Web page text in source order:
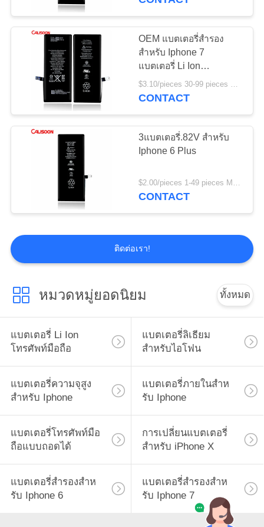
OEM แบตเตอรี่สํารอง
สําหรับ Iphone 7
แบตเตอรี่ Li Ion
2800mAh
$3.10/pieces 30-99 pieces MOQ:30 ชิ้น
CONTACT
3แบตเตอรี่.82V สําหรับ
Iphone 6 Plus
$2.00/pieces 1-49 pieces MOQ:30 ชิ้น
CONTACT
ติดต่อเรา!
หมวดหมู่ยอดนิยม ทั้งหมด
แบตเตอรี่ Li Ion
โทรศัพท์มือถือ
แบตเตอรี่ลิเธียม
สำหรับไอโฟน
แบตเตอรี่ความจุสูง
สำหรับ Iphone
แบตเตอรี่ภายในสําห
รับ Iphone
แบตเตอรี่โทรศัพท์มือ
ถือแบบถอดได้
การเปลี่ยนแบตเตอรี่
สําหรับ iPhone X
แบตเตอรี่สํารองสําห
รับ Iphone 6
แบตเตอรี่สํารองสําห
รับ Iphone 7